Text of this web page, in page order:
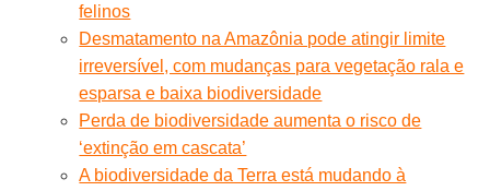
felinos
Desmatamento na Amazônia pode atingir limite
irreversível, com mudanças para vegetação rala e
esparsa e baixa biodiversidade
Perda de biodiversidade aumenta o risco de
‘extinção em cascata’
A biodiversidade da Terra está mudando à